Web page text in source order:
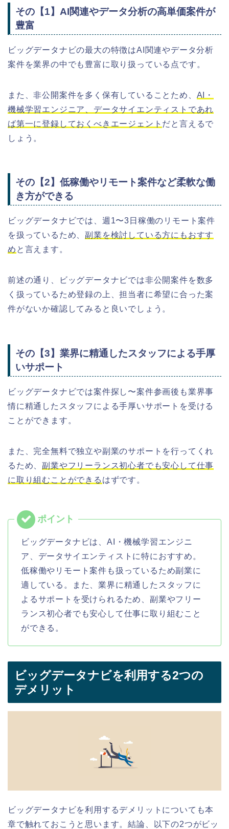
その【1】AI関連やデータ分析の高単価案件が
豊富
ビッグデータナビの最大の特徴はAI関連やデータ分析
案件を業界の中でも豊富に取り扱っている点です。
また、非公開案件を多く保有していることため、 AI・
機械学習エンジニア、データサイエンティストであれ
ば第一に登録しておくべきエージェント だと言えるで
しょう。
その【2】低稼働やリモート案件など柔軟な働
き方ができる
ビッグデータナビでは、週1〜3日稼働のリモート案件
を扱っているため、副業を検討している方にもおすす
め と言えます。
前述の通り、ビッグデータナビでは非公開案件を数多
く扱っているため登録の上、担当者に希望に合った案
件がないか確認してみると良いでしょう。
その【3】業界に精通したスタッフによる手厚
いサポート
ビッグデータナビでは案件探し〜案件参画後も業界事
情に精通したスタッフによる手厚いサポートを受ける
ことができます。
また、完全無料で独立や副業のサポートを行ってくれ
るため、副業やフリーランス初心者でも安心して仕事
に取り組むことができる はずです。
ビッグデータナビは、AI・機械学習エンジニ
ア、データサイエンティストに特におすすめ。
低稼働やリモート案件も扱っているため副業に
適している。また、業界に精通したスタッフに
よるサポートを受けられるため、副業やフリー
ランス初心者でも安心して仕事に取り組むこと
ができる。
ビッグデータナビを利用する2つの
デメリット
ビッグデータナビを利用するデメリットについても本
章で触れておこうと思います。結論、以下の2つがビッ